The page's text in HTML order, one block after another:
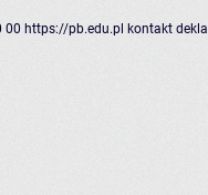
00 https://pb.edu.pl kontakt